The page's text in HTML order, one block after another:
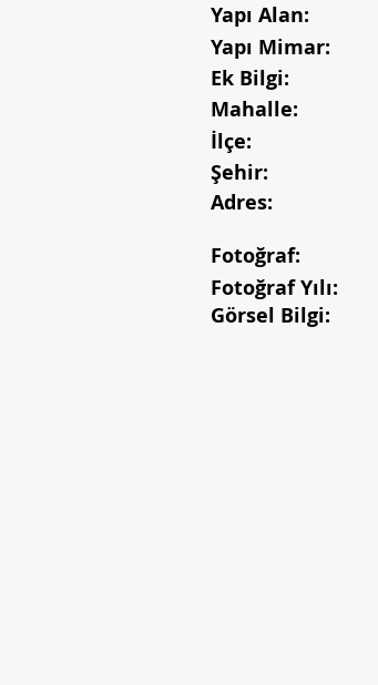
Yapı Alan:
Yapı Mimar:
Ek Bilgi:
Mahalle:
İlçe:
Şehir:
Adres:
Fotoğraf:
Fotoğraf Yılı:
Görsel Bilgi: